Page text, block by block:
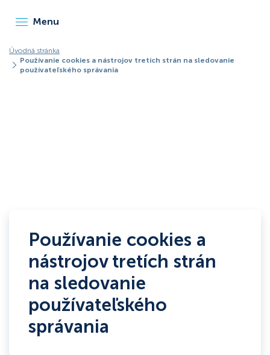
Menu
Úvodná stránka
Používanie cookies a nástrojov tretích strán na sledovanie
používateľského správania
Používanie cookies a
nástrojov tretích strán
na sledovanie
používateľského
správania